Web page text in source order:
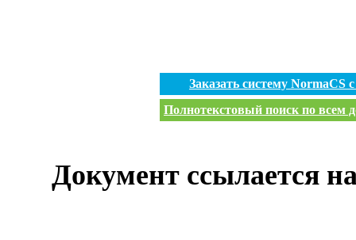
Заказать систему
Полнотекстовый поиск по всем
Документ ссылается